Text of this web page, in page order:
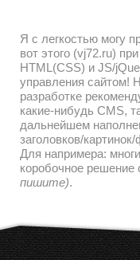
Я с легкостью могу
вот этого (vj72.ru)
HTML(CSS) и JS/
управления сайтом!
разработке
какие-нибудь CMS,
дальнейшем
заголовков/
Для напримера:
коробочное решение
пишите).